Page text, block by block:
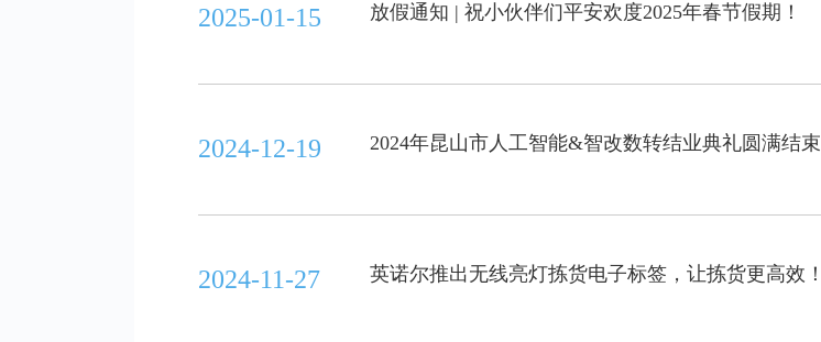
2025-01-15 放假通知 | 祝小伙伴们平安欢度2025年春节假期！
2024-12-19 2024年昆山市人工智能&智改数转结业典礼圆满结束
2024-11-27 英诺尔推出无线亮灯拣货电子标签，让拣货更高效！